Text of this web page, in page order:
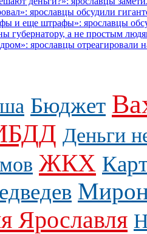
ярославцы обсудили
и еще штрафы»: ярославцы
губернатору, а не простым
ярославцы отреагировали
Бюджет
Деньги
ЖКХ
Ярославля